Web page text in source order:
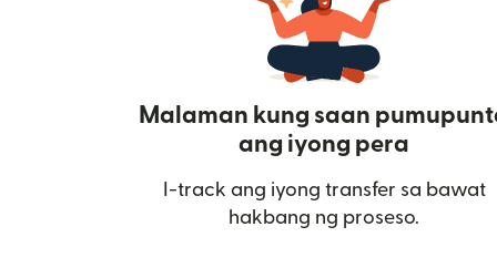
Malaman kung saan
ang iyong pera
I-track ang iyong transfer sa bawat
hakbang ng proseso.